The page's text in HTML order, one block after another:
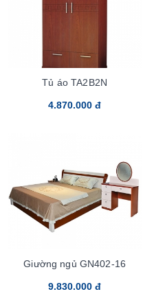
Tủ áo TA2B2N
4.870.000 đ
Giường ngủ GN402-16
9.830.000 đ